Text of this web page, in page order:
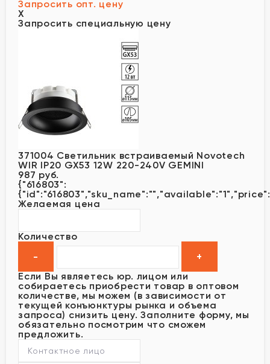
Запросить опт. цену
X
Запросить специальную цену
371004 Светильник встраиваемый Novotech
WIR IP20 GX53 12W 220-240V GEMINI
987 руб.
{"616803":
Желаемая цена
Количество
Если Вы являетесь юр. лицом или
собираетесь приобрести товар в оптовом
количестве, мы можем (в зависимости от
текущей конъюнктуры рынка и объема
запроса) снизить цену. Заполните форму, мы
обязательно посмотрим что сможем
предложить.